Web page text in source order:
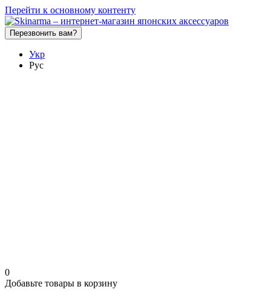
Перейти к основному контенту
Перезвонить вам?
Укр
Рус
0
Добавьте товары в корзину